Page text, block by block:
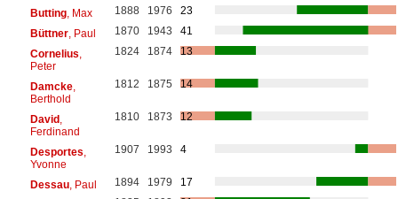
Butting, Max 1888 1976
23
Büttner, Paul 1870 1943
41
Cornelius
Peter
1824 1874 13
Damcke,
Berthold
1812 1875 14
David,
Ferdinand
1810 1873 12
Desportes
Yvonne
1907 1993 4
Dessau, Paul 1894 1979
17